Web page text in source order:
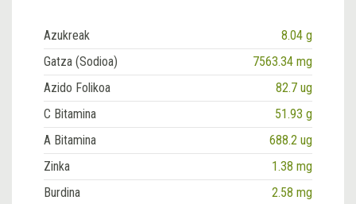
Azukreak
8.04 g
Gatza (Sodioa)
7563.34 mg
Azido Folikoa
82.7 ug
C Bitamina
51.93 g
A Bitamina
688.2 ug
Zinka
1.38 mg
Burdina
2.58 mg